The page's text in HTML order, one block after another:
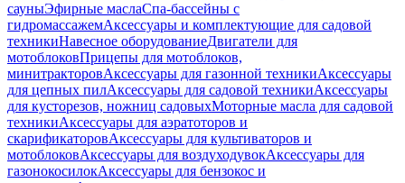
сауныЭфирные маслаСпа-бассейны с
гидромассажемАксессуары и комплектующие для садовой
техникиНавесное оборудованиеДвигатели для
мотоблоковПрицепы для мотоблоков,
минитракторовАксессуары для газонной техникиАксессуары
для цепных пилАксессуары для садовой техникиАксессуары
для кусторезов, ножниц садовыхМоторные масла для садовой
техникиАксессуары для аэратоторов и
скарификаторовАксессуары для культиваторов и
мотоблоковАксессуары для воздуходувокАксессуары для
газонокосилокАксессуары для бензокос и